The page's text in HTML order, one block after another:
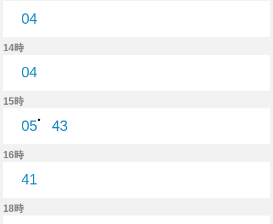
04
14時
04
15時
05●
43
16時
41
18時